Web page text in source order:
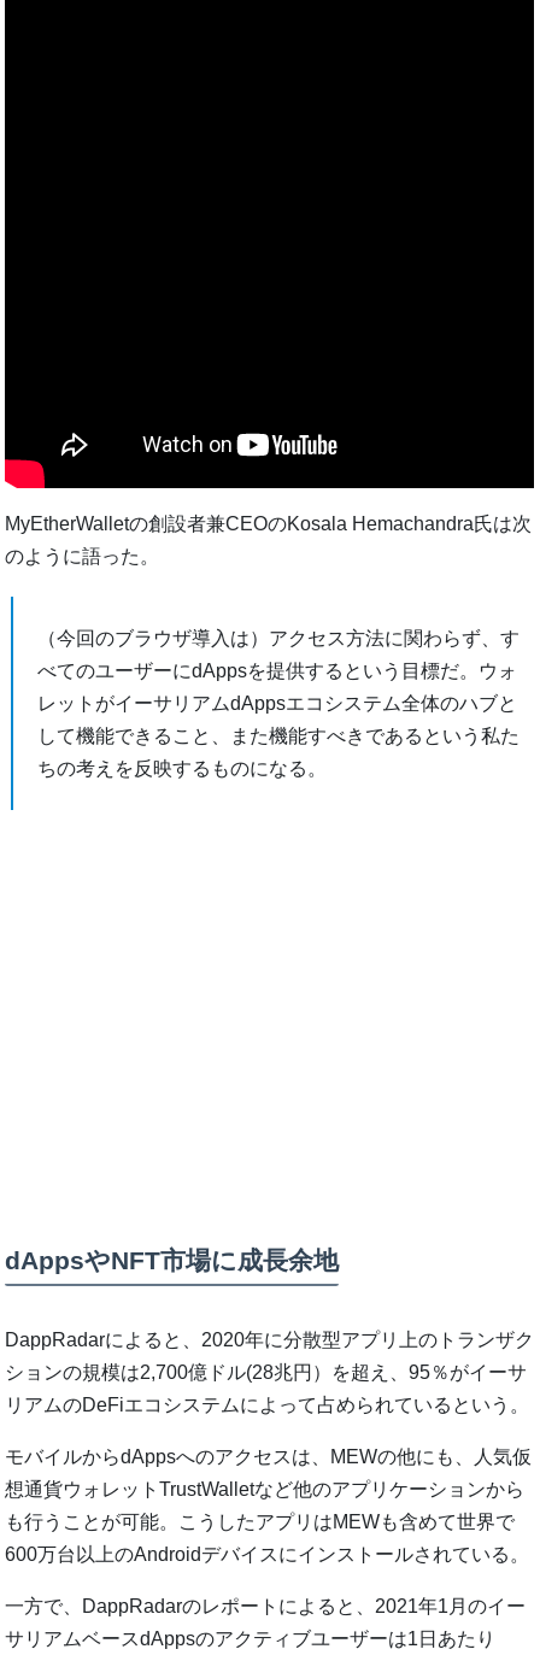
MyEtherWalletの創設者兼CEOのKosala Hemachandra氏は次
のように語った。
（今回のブラウザ導入は）アクセス方法に関わらず、す
べてのユーザーにdAppsを提供するという目標だ。ウォ
レットがイーサリアムdAppsエコシステム全体のハブと
して機能できること、また機能すべきであるという私た
ちの考えを反映するものになる。
dAppsやNFT市場に成長余地
DappRadarによると、2020年に分散型アプリ上のトランザク
ションの規模は2,700億ドル(28兆円）を超え、95％がイーサ
リアムのDeFiエコシステムによって占められているという。
モバイルからdAppsへのアクセスは、MEWの他にも、人気仮
想通貨ウォレットTrustWalletなど他のアプリケーションから
も行うことが可能。こうしたアプリはMEWも含めて世界で
600万台以上のAndroidデバイスにインストールされている。
一方で、DappRadarのレポートによると、2021年1月のイー
サリアムベースdAppsのアクティブユーザーは1日あたり